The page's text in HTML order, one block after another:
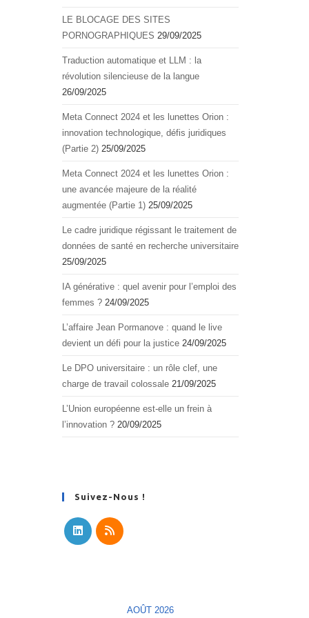
LE BLOCAGE DES SITES
PORNOGRAPHIQUES 29/09/2025
Traduction automatique et LLM : la
révolution silencieuse de la langue
26/09/2025
Meta Connect 2024 et les lunettes Orion :
innovation technologique, défis juridiques
(Partie 2) 25/09/2025
Meta Connect 2024 et les lunettes Orion :
une avancée majeure de la réalité
augmentée (Partie 1) 25/09/2025
Le cadre juridique régissant le traitement de
données de santé en recherche universitaire
25/09/2025
IA générative : quel avenir pour l’emploi des
femmes ? 24/09/2025
L’affaire Jean Pormanove : quand le live
devient un défi pour la justice 24/09/2025
Le DPO universitaire : un rôle clef, une
charge de travail colossale 21/09/2025
L’Union européenne est-elle un frein à
l’innovation ? 20/09/2025
Suivez-Nous !
AOÛT 2026